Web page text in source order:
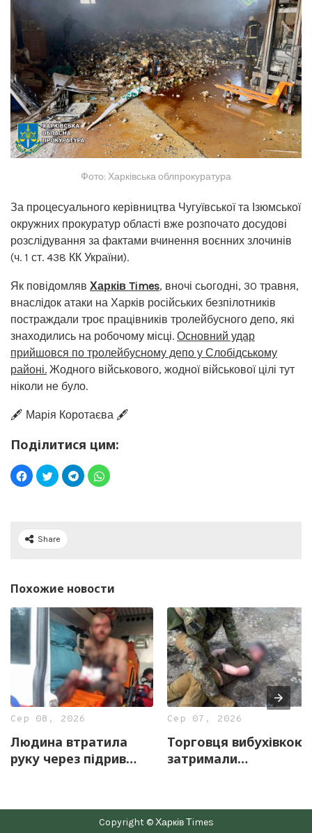
Фото: Харківська облпрокуратура
За процесуального керівництва Чугуївської та Ізюмської
окружних прокуратур області вже розпочато досудові
розслідування за фактами вчинення воєнних злочинів
(ч. 1 ст. 438 КК України).
Як повідомляв Харків Times, вночі сьогодні, 30 травня,
внаслідок атаки на Харків російських безпілотників
постраждали троє працівників тролейбусного депо, які
знаходились на робочому місці. Основний удар
прийшовся по тролейбусному депо у Слобідському
районі. Жодного військового, жодної військової цілі тут
ніколи не було.
🖋️ Марія Коротаєва 🖋️
Поділитися цим:
Share
Похожие новости
Сер 08, 2026
Людина втратила
руку через підрив
Харківщині
Сер 07, 2026
Торговця вибухівкою
затримали
Copyright © Харків Тimes